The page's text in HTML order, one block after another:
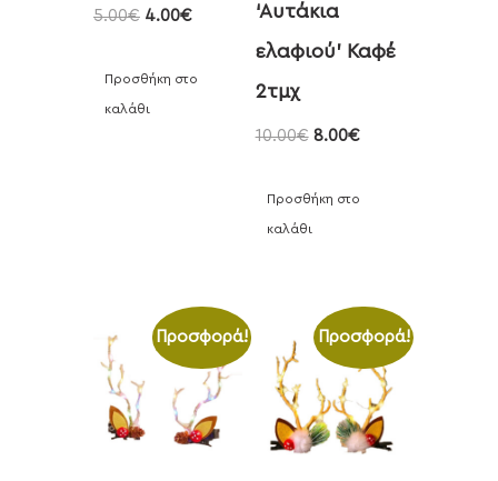
5.00€ 4.00€
Προσθήκη στο
καλάθι
‘Αυτάκια
ελαφιού’ Καφέ
2τμχ
10.00€ 8.00€
Προσθήκη στο
καλάθι
Προσφορά! Προσφορά!